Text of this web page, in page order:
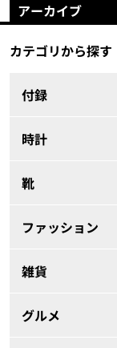
アーカイブ
カテゴリから探す
付録
時計
靴
ファッション
雑貨
グルメ